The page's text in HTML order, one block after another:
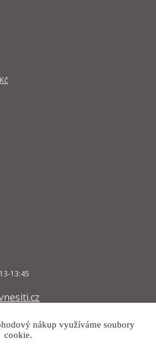
13:45
nákup využíváme soubory
cookie.